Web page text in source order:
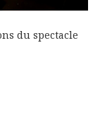
du spectacle